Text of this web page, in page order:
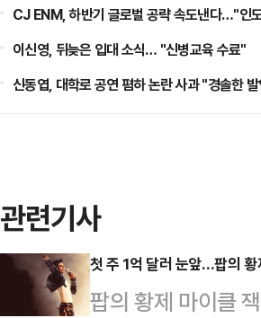
CJ ENM, 하반기 글로벌 공략 속도낸다…"인
이신영, 뒤늦은 입대 소식… "신병교육 수료"
신동엽, 대학로 공연 폄하 논란 사과 "경솔한
관련기사
첫 주 1억 달러 눈앞…팝의 황
팝의 황제 마이클